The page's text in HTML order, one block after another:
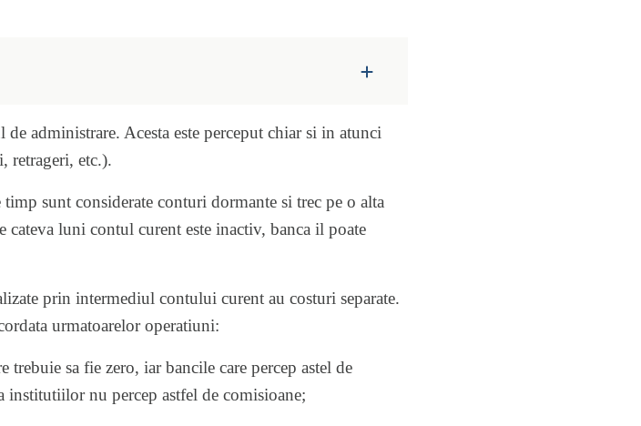
administrare. Acesta este perceput chiar si in atunci
retrageri, etc.).
sunt considerate conturi dormante si trec pe o alta
luni contul curent este inactiv, banca il poate
prin intermediul contului curent au costuri separate.
urmatoarelor operatiuni:
sa fie zero, iar bancile care percep astel de
institutiilor nu percep astfel de comisioane;